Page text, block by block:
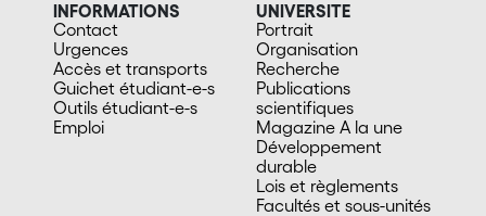
INFORMATIONS
Contact
Urgences
Accès et transports
Guichet étudiant-e-s
Outils étudiant-e-s
Emploi
UNIVERSITE
Portrait
Organisation
Recherche
Publications
scientifiques
Magazine A la une
Développement
durable
Lois et règlements
Facultés et sous-unités